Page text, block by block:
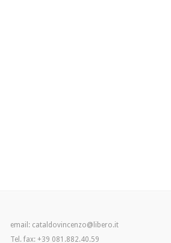
email: cataldovincenzo@libero.it
Tel. fax: +39 081.882.40.59